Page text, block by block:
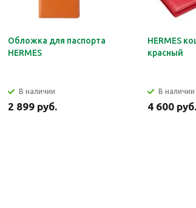
Обложка для паспорта
HERMES
В наличии
2 899 руб.
HERMES
красный
В наличии
4 600 руб.